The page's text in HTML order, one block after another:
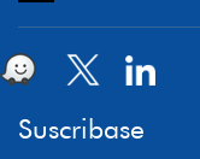
Suscribase